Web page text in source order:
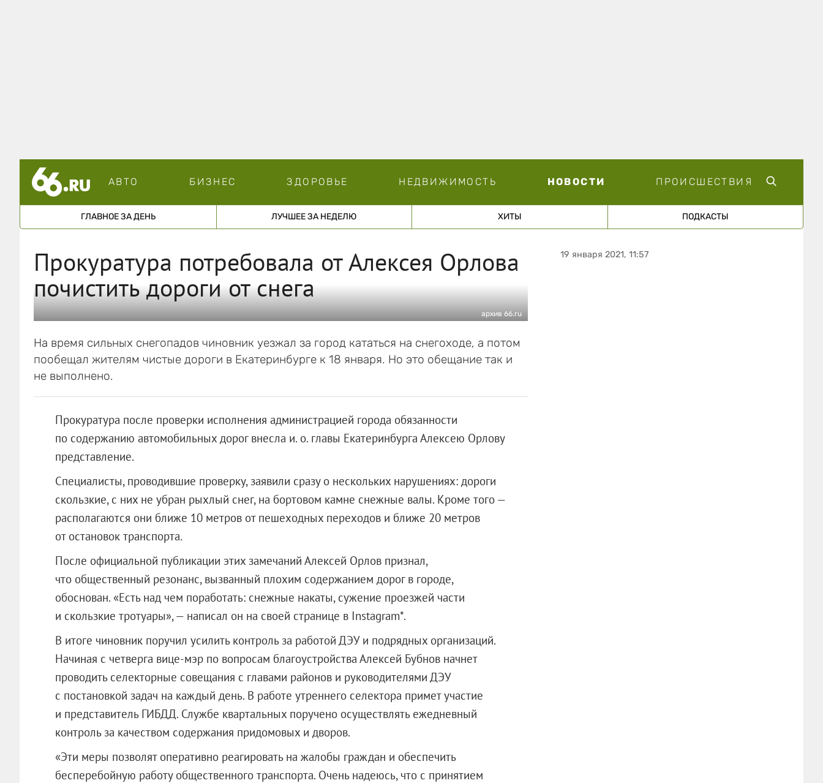
АВТО БИЗНЕС ЗДОРОВЬЕ НЕДВИЖИМОСТЬ НОВОСТИ ПРОИСШЕСТВИЯ
ГЛАВНОЕ ЗА ДЕНЬ ЛУЧШЕЕ ЗА НЕДЕЛЮ ХИТЫ ПОДКАСТЫ
Прокуратура потребовала от Алексея Орлова
почистить дороги от снега
архив 66.ru
На время сильных снегопадов чиновник уезжал за город кататься на снегоходе, а потом
пообещал жителям чистые дороги в Екатеринбурге к 18 января. Но это обещание так и
не выполнено.
Прокуратура после проверки исполнения администрацией города обязанности
по содержанию автомобильных дорог внесла и. о. главы Екатеринбурга Алексею Орлову
представление.
Специалисты, проводившие проверку, заявили сразу о нескольких нарушениях: дороги
скользкие, с них не убран рыхлый снег, на бортовом камне снежные валы. Кроме того —
располагаются они ближе 10 метров от пешеходных переходов и ближе 20 метров
от остановок транспорта.
После официальной публикации этих замечаний Алексей Орлов признал,
что общественный резонанс, вызванный плохим содержанием дорог в городе,
обоснован. «Есть над чем поработать: снежные накаты, сужение проезжей части
и скользкие тротуары», — написал он на своей странице в Instagram*.
В итоге чиновник поручил усилить контроль за работой ДЭУ и подрядных организаций.
Начиная с четверга вице-мэр по вопросам благоустройства Алексей Бубнов начнет
проводить селекторные совещания с главами районов и руководителями ДЭУ
с постановкой задач на каждый день. В работе утреннего селектора примет участие
и представитель ГИБДД. Службе квартальных поручено осуществлять ежедневный
контроль за качеством содержания придомовых и дворов.
«Эти меры позволят оперативно реагировать на жалобы граждан и обеспечить
бесперебойную работу общественного транспорта. Очень надеюсь, что с принятием
19 января 2021, 11:57